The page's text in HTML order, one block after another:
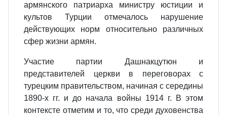
армянского патриарха министру юстиции и
культов Турции отмечалось нарушение
действующих норм относительно различных
сфер жизни армян.
Участие партии Дашнакцутюн и
представителей церкви в переговорах с
турецким правительством, начиная с середины
1890-х гг. и до начала войны 1914 г. В этом
контексте отметим и то, что среди духовенства